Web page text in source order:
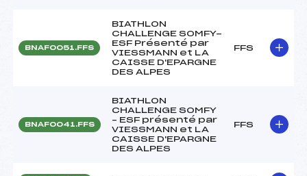
BNAF0051.FFS
BIATHLON
CHALLENGE SOMFY-
ESF Présenté par
VIESSMANN et LA
CAISSE D'EPARGNE
DES ALPES
FFS
BNAF0041.FFS
BIATHLON
CHALLENGE SOMFY
– ESF présenté par
VIESSMANN et LA
CAISSE D'EPARGNE
DES ALPES
FFS